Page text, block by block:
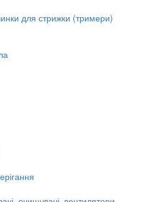
для стрижки (тримери)